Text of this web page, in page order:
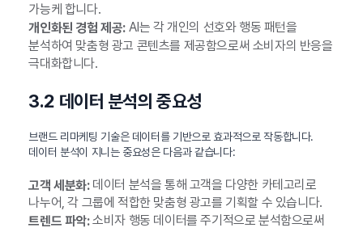
가능케 합니다.
개인화된 경험 제공:AI는 각 개인의 선호와 행동 패턴을
분석하여 맞춤형 광고 콘텐츠를 제공함으로써 소비자의 반응을
극대화합니다.
3.2 데이터 분석의 중요성
브랜드 리마케팅 기술은 데이터를 기반으로 효과적으로 작동합니다.
데이터 분석이 지니는 중요성은 다음과 같습니다:
고객 세분화:데이터 분석을 통해 고객을 다양한 카테고리로
나누어, 각 그룹에 적합한 맞춤형 광고를 기획할 수 있습니다.
트렌드 파악:소비자 행동 데이터를 주기적으로 분석함으로써